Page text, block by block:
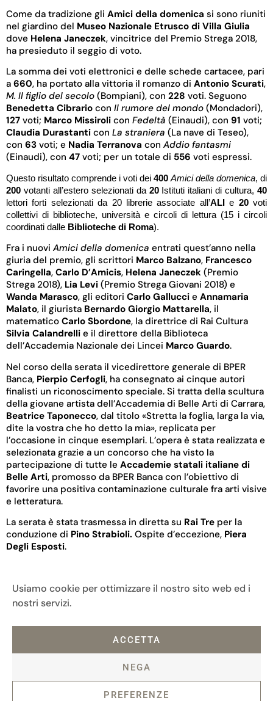
Usiamo cookie per ottimizzare il nostro sito web ed i
nostri servizi.
ACCETTA
NEGA
PREFERENZE
Come da tradizione gli Amici della domenica si sono riuniti
nel giardino del Museo Nazionale Etrusco di Villa Giulia
dove Helena Janeczek, vincitrice del Premio Strega 2018,
ha presieduto il seggio di voto.
La somma dei voti elettronici e delle schede cartacee, pari
a 660, ha portato alla vittoria il romanzo di Antonio Scurati,
M. Il figlio del secolo (Bompiani), con 228 voti. Seguono
Benedetta Cibrario con Il rumore del mondo (Mondadori),
127 voti; Marco Missiroli con Fedeltà (Einaudi), con 91 voti;
Claudia Durastanti con La straniera (La nave di Teseo),
con 63 voti; e Nadia Terranova con Addio fantasmi
(Einaudi), con 47 voti; per un totale di 556 voti espressi.
Questo risultato comprende i voti dei 400 Amici della domenica, di
200 votanti all’estero selezionati da 20Istituti italiani di cultura,40
lettori forti selezionati da 20 librerie associate all’ALIe 20voti
collettivi di biblioteche, università e circoli di lettura (15 i circoli
coordinati dalle Biblioteche di Roma).
Fra i nuovi Amici della domenica entrati quest’anno nella
giuria del premio, gli scrittori Marco Balzano, Francesco
Caringella, Carlo D’Amicis, Helena Janeczek (Premio
Strega 2018), Lia Levi (Premio Strega Giovani 2018) e
Wanda Marasco, gli editori Carlo Gallucci e Annamaria
Malato, il giurista Bernardo Giorgio Mattarella, il
matematico Carlo Sbordone, la direttrice di Rai Cultura
Silvia Calandrelli e il direttore della Biblioteca
dell’Accademia Nazionale dei Lincei Marco Guardo.
Nel corso della serata il vicedirettore generale di BPER
Banca, Pierpio Cerfogli, ha consegnato ai cinque autori
finalisti un riconoscimento speciale. Si tratta della scultura
della giovane artista dell’Accademia di Belle Arti di Carrara,
Beatrice Taponecco, dal titolo «Stretta la foglia, larga la via,
dite la vostra che ho detto la mia», replicata per
l’occasione in cinque esemplari. L’opera è stata realizzata e
selezionata grazie a un concorso che ha visto la
partecipazione di tutte le Accademie statali italiane di
Belle Arti, promosso da BPER Banca con l’obiettivo di
favorire una positiva contaminazione culturale fra arti visive
e letteratura.
La serata è stata trasmessa in diretta su Rai Tre per la
conduzione di Pino Strabioli. Ospite d’eccezione, Piera
Degli Esposti.
settantesima edizione con Manuele Fior e proseguito con
Franco Matticchio e con Riccardo Guasco, è di